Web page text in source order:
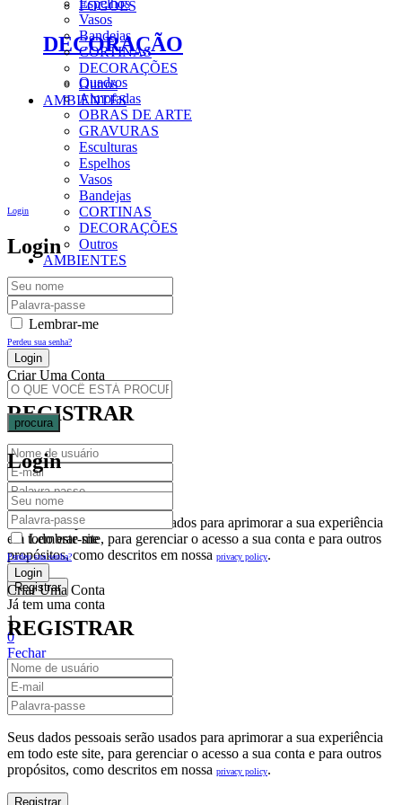
Vasos
Bandejas
CORTINAS
DECORAÇÕES
Outros
AMBIENTES
Login
Login
Lembrar-me
Perdeu sua senha?
Criar Uma Conta
REGISTRAR
Seus dados pessoais serão usados para aprimorar a sua experiência
em todo este site, para gerenciar o acesso a sua conta e para outros
propósitos, como descritos em nossa privacy policy.
Já tem uma conta
1
0
Fechar
Carrinho De Compras(0)
No products in the cart.
FOGÕES
DECORAÇÃO
Quadros
Almofadas
OBRAS DE ARTE
GRAVURAS
Esculturas
Espelhos
Vasos
Bandejas
CORTINAS
DECORAÇÕES
Outros
AMBIENTES
procura
Login
Lembrar-me
Perdeu sua senha?
Criar Uma Conta
REGISTRAR
Seus dados pessoais serão usados para aprimorar a sua experiência
em todo este site, para gerenciar o acesso a sua conta e para outros
propósitos, como descritos em nossa privacy policy.